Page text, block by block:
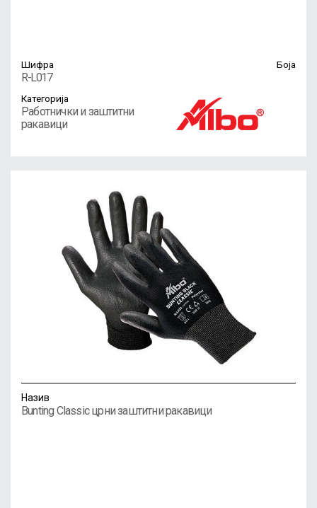
Шифра
R-L017
Боја
Категорија
Работнички и заштитни
ракавици
Назив
Bunting Classic црни заштитни ракавици